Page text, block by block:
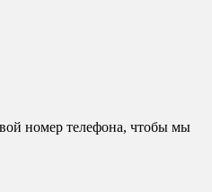
номер телефона, чтобы мы